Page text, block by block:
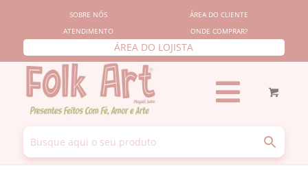
SOBRE NÓS
ÁREA DO CLIENTE
ATENDIMENTO
ONDE COMPRAR?
ÁREA DO LOJISTA